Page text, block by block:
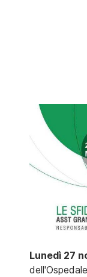
Lunedì 27